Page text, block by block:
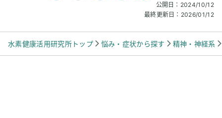
公開日： 2024/10/12
最終更新日： 2026/01/12
水素健康活用研究所トップ 悩み・症状から探す 精神・神経系